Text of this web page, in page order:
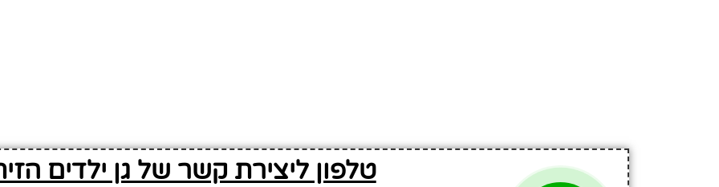
טלפון ליצירת קשר של גן ילדים